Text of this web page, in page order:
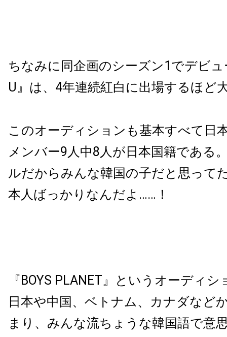
ちなみに同企画のシーズン1でデビ
U』は、4年連続紅白に出場するほど
このオーディションも基本すべて日
メンバー9人中8人が日本国籍である
ルだからみんな韓国の子だと思って
本人ばっかりなんだよ……！
『BOYS PLANET』というオーディ
日本や中国、ベトナム、カナダなど
まり、みんな流ちょうな韓国語で意